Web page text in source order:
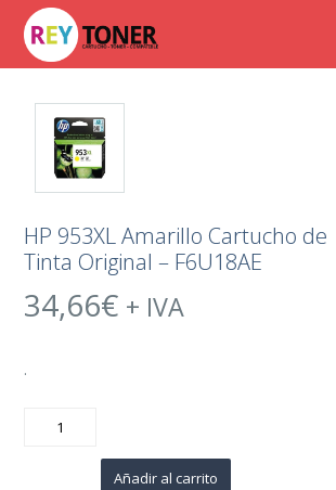
HP 953XL Amarillo Cartucho de
Tinta Original – F6U18AE
34,66€ + IVA
.
953XL
Añadir al carrito